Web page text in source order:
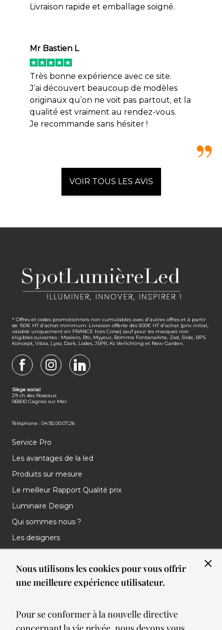
Nous utilisons les cookies pour vous offrir
une meilleure expérience utilisateur.
Pour se conformer à la nouvelle directive
Livraison rapide et emballage soigné.
Mr Bastien L
Très bonne expérience avec ce site.
J’ai découvert beaucoup de modèles
originaux qu’on ne voit pas partout, et la
qualité est vraiment au rendez-vous.
Je recommande sans hésiter !
VOIR TOUS LES AVIS
* Offres et codes promotionnels non cumulables avec d'autres offres et à partir
de 150€ HT d'achat minimum. Livraison offerte dès 500€ HT d'achat (prix initial,
valable uniquement en FRANCE hors Corse) sauf pour les marques non
éligibles suivantes : Masiero, Btc, Myyour, Bomma FontanaArte, Zad, Slide, BPS
Koncept, Vibia, Lyxo, Dark, Lodes, JSPR, Ks Verlichting et New Garden.
Siège social
29 ch des Roseaux
06800 Cagnes sur Mer
Téléphone : 04.92.00.07.26
Service Pro
Les avantages de la led
Produits sur mesure
Le meilleur Rapport Qualité prix
Luminaire Design
Qui sommes nous ?
Les designers
Nos réalisations
Nos Clients
Meilleures ventes